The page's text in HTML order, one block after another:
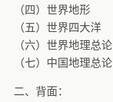
（四）世界地形
（五）世界四大洋
（六）世界地理总论
（七）中国地理总论
二、背面：